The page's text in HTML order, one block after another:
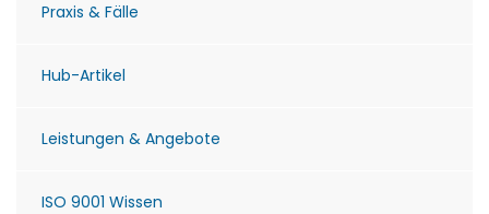
Praxis & Fälle
Hub-Artikel
Leistungen & Angebote
ISO 9001 Wissen